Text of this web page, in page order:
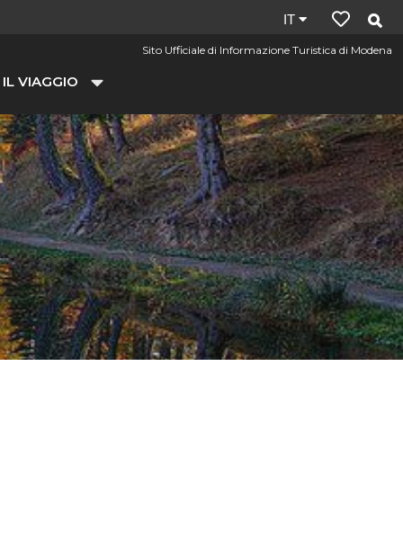
Sito Ufficiale di Informazione Turistica di Modena
VIAGGIO
Lingua
del
IT